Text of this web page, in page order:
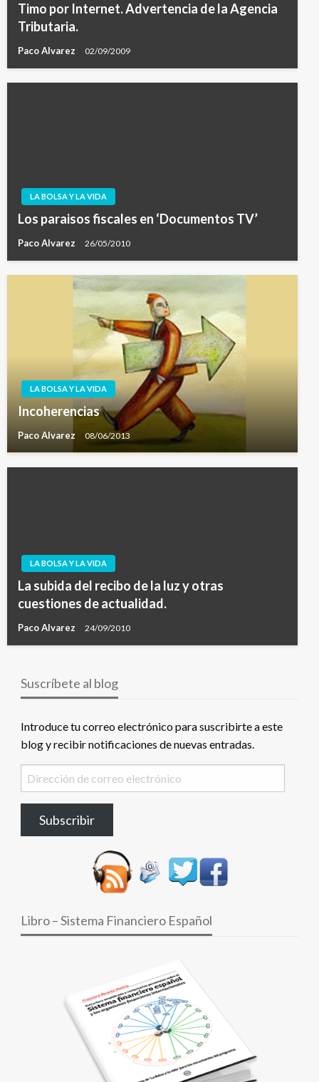
Timo por Internet. Advertencia de la Agencia
Tributaria.
Paco Alvarez 02/09/2009
LA BOLSA Y LA VIDA
Los paraisos fiscales en ‘Documentos TV’
Paco Alvarez 26/05/2010
LA BOLSA Y LA VIDA
Incoherencias
Paco Alvarez 08/06/2013
LA BOLSA Y LA VIDA
La subida del recibo de la luz y otras
cuestiones de actualidad.
Paco Alvarez 24/09/2010
Suscríbete al blog
Introduce tu correo electrónico para suscribirte a este
blog y recibir notificaciones de nuevas entradas.
Dirección
de
electrónico
Subscribir
Libro – Sistema Financiero Español